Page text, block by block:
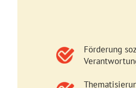
Förderung